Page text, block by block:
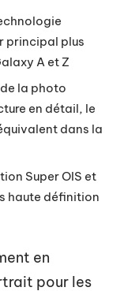
principal plus
A et Z
la photo
en détail, le
dans la
Super OIS et
haute définition
en
pour les